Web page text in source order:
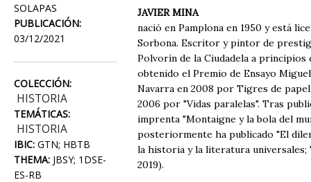
SOLAPAS
PUBLICACIÓN:
03/12/2021
COLECCIÓN:
HISTORIA
TEMÁTICAS:
HISTORIA
IBIC: GTN; HBTB
THEMA: JBSY; 1DSE-
ES-RB
JAVIER MINA
nació en Pamplona en 1950 y está
Sorbona. Escritor y pintor de
Polvorín de la Ciudadela a principios
obtenido el Premio de Ensayo
Navarra en 2008 por Tigres de
2006 por "Vidas paralelas". Tras
imprenta "Montaigne y la bola del
posteriormente ha publicado "​El
la historia y la literatura universales;​
2019)​.